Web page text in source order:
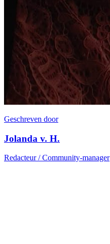
Geschreven door
Jolanda v. H.
Redacteur / Community-manager